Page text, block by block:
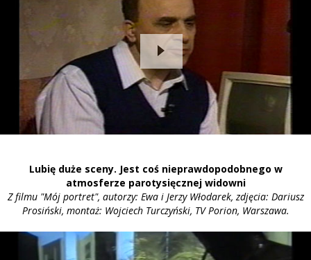
Lubię duże sceny. Jest coś nieprawdopodobnego w
atmosferze parotysięcznej widowni
Z filmu "Mój portret", autorzy: Ewa i Jerzy Włodarek, zdjęcia: Dariusz
Prosiński, montaż: Wojciech Turczyński, TV Porion, Warszawa.